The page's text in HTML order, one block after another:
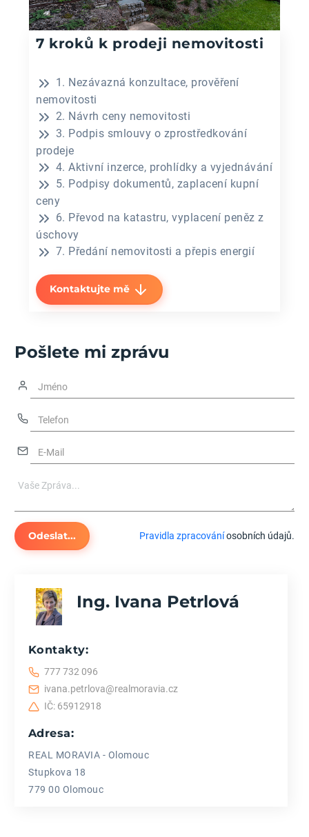
7 kroků k prodeji nemovitosti
1. Nezávazná konzultace, prověření
nemovitosti
2. Návrh ceny nemovitosti
3. Podpis smlouvy o zprostředkování
prodeje
4. Aktivní inzerce, prohlídky a vyjednávání
5. Podpisy dokumentů, zaplacení kupní
ceny
6. Převod na katastru, vyplacení peněz z
úschovy
7. Předání nemovitosti a přepis energií
Kontaktujte mě
Pošlete mi zprávu
Odeslat... Pravidla zpracováníosobních údajů.
Ing. Ivana Petrlová
Kontakty:
777 732 096
ivana.petrlova@realmoravia.cz
IČ: 65912918
Adresa:
REAL MORAVIA - Olomouc
Stupkova 18
779 00 Olomouc